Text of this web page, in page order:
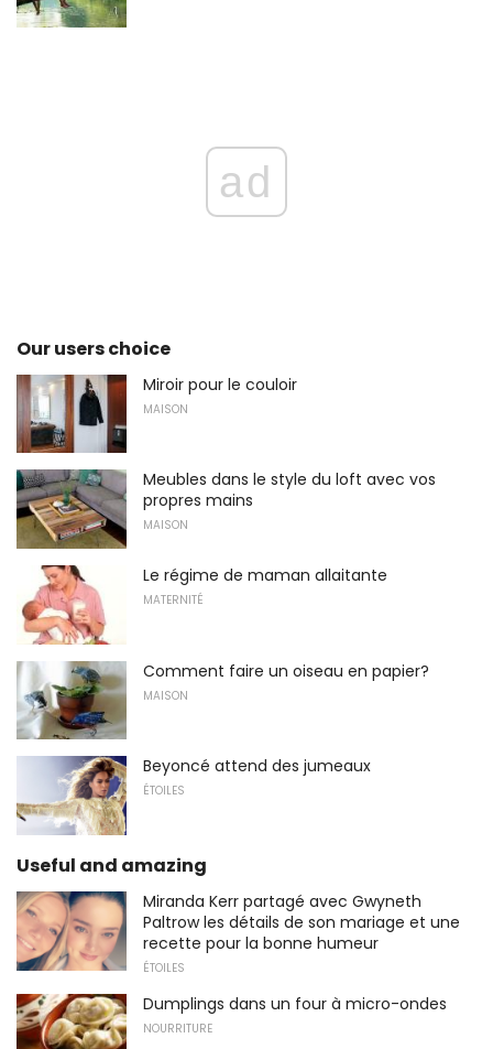
ad
Our users choice
Miroir pour le couloir
MAISON
Meubles dans le style du loft avec vos
propres mains
MAISON
Le régime de maman allaitante
MATERNITÉ
Comment faire un oiseau en papier?
MAISON
Beyoncé attend des jumeaux
ÉTOILES
Useful and amazing
Miranda Kerr partagé avec Gwyneth
Paltrow les détails de son mariage et une
recette pour la bonne humeur
ÉTOILES
Dumplings dans un four à micro-ondes
NOURRITURE